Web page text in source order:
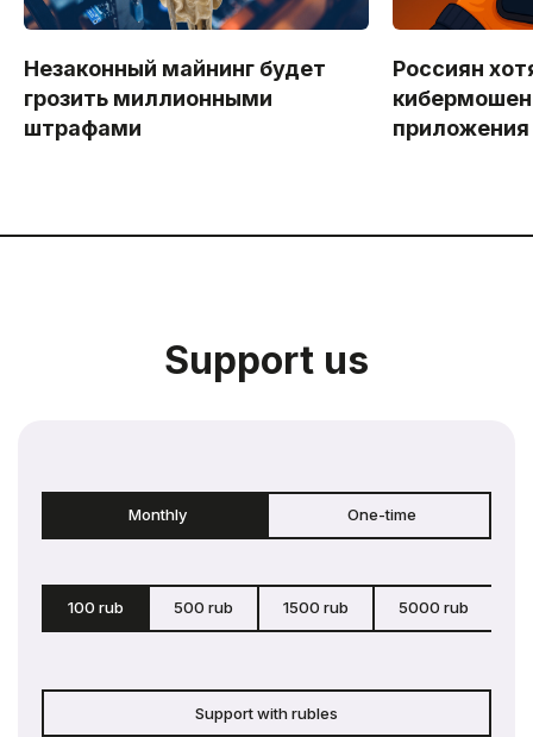
Незаконный майнинг будет
грозить миллионными
штрафами
Россиян
приложения
Support us
Monthly One-time
100 rub 500 rub 1500 rub 5000 rub
Support with rubles